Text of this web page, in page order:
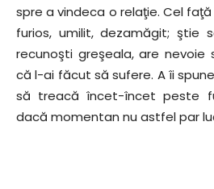
spre a vindeca o relaţie. Cel
furios, umilit, dezamăgit; ştie
recunoşti greşeala, are
că l-ai făcut să sufere. A îi
să treacă încet-încet peste
dacă momentan nu astfel par